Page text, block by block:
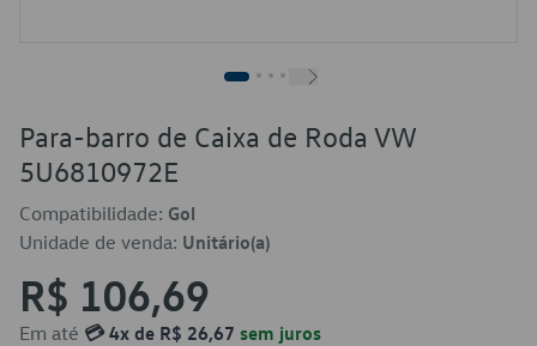
Para-barro de Caixa de Roda VW
5U6810972E
Compatibilidade: Gol
Unidade de venda: Unitário(a)
R$ 106,69
Em até 💳 4x de R$ 26,67 sem juros